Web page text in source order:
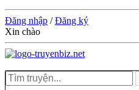
Đăng nhập /Đăng ký
Xin chào